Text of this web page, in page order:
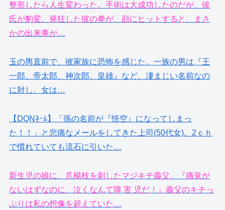
整形したら人生変わった。手術は大成功したのだが、彼
氏が豹変。発狂した彼の拳が、顔にヒットすると、まさ
かの出来事が…
玉の輿直前で、彼家族に恐怖を感じた。一族の男は『王
一郎、帝太郎、神次郎、皇雄』など、凄まじい名前なの
に対し、女は…
【DQNﾈｰﾑ】「孫の名前が『悟空』になってしまっ
た！！」と悲痛なメールをしてきた上司(50代女)。2ｃｈ
で慣れていても流石に引いた…
新生児の娘に、爪楊枝を刺したマジキチ義父。『痛覚が
ないはずなのに、泣くなんて障 害 児だ！』義父のキチっ
ぷりは私の想像を超えていた…